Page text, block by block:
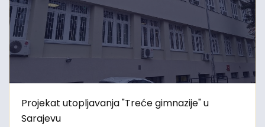
Projekat utopljavanja "Treće gimnazije" u
Sarajevu